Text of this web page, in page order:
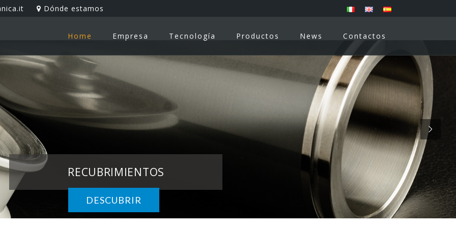
Dónde estamos
Home Empresa Tecnología Productos News Contactos
RECUBRIMIENTOS
DESCUBRIR